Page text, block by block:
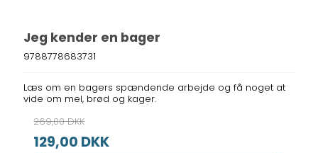
Jeg kender en bager
9788778683731
Læs om en bagers spændende arbejde og få noget at
vide om mel, brød og kager.
269,00 DKK
129,00 DKK